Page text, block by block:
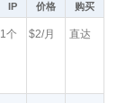
IP 价格 购买
1个 $2/月 直达